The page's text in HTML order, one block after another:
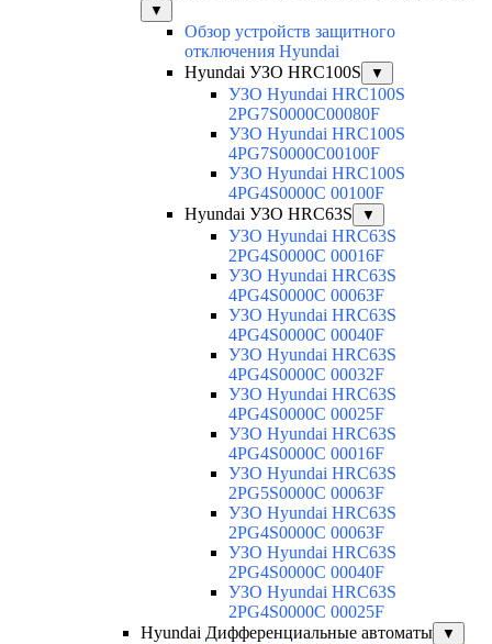
▼
Обзор устройств защитного
отключения Hyundai
Hyundai УЗО HRC100S
▼
УЗО Hyundai HRC100S
2PG7S0000C00080F
УЗО Hyundai HRC100S
4PG7S0000C00100F
УЗО Hyundai HRC100S
4PG4S0000C 00100F
Hyundai УЗО HRC63S
▼
УЗО Hyundai HRC63S
2PG4S0000C 00016F
УЗО Hyundai HRC63S
4PG4S0000C 00063F
УЗО Hyundai HRC63S
4PG4S0000C 00040F
УЗО Hyundai HRC63S
4PG4S0000C 00032F
УЗО Hyundai HRC63S
4PG4S0000C 00025F
УЗО Hyundai HRC63S
4PG4S0000C 00016F
УЗО Hyundai HRC63S
2PG5S0000C 00063F
УЗО Hyundai HRC63S
2PG4S0000C 00063F
УЗО Hyundai HRC63S
2PG4S0000C 00040F
УЗО Hyundai HRC63S
2PG4S0000C 00025F
Hyundai Дифференциальные автоматы
▼